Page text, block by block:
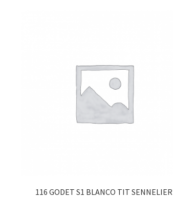
116 GODET S1 BLANCO TIT SENNELIER